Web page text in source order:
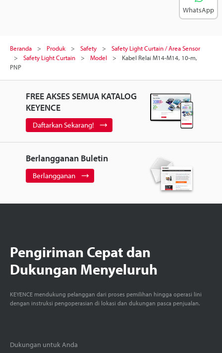
Beranda Produk Safety
Safety Light Curtain / Area Sensor
Safety Light Curtain
Model
Kabel Relai M14-M14, 10-m,
PNP
FREE AKSES SEMUA KATALOG
KEYENCE
Daftarkan Sekarang!
Berlangganan Buletin
Berlangganan
Pengiriman Cepat dan
Dukungan Menyeluruh
KEYENCE mendukung pelanggan dari proses pemilihan hingga operasi lini
dengan instruksi pengoperasian di lokasi dan dukungan pasca penjualan.
Dukungan untuk Anda
WhatsApp